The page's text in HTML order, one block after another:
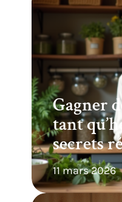
Gagner
tant
secrets
11 mars 2026